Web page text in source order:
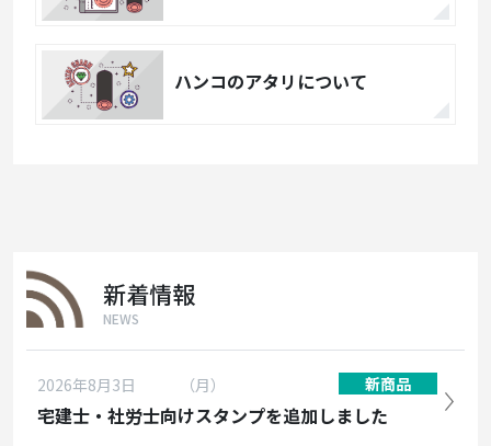
ハンコのアタリについて
新着情報
NEWS
2026年8月3日 （月） 新商品
宅建士・社労士向けスタンプを追加しました